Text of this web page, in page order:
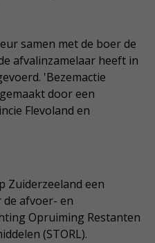
samen met de boer de
afvalinzamelaar heeft in
'Bezemactie
door een
Flevoland en
Zuiderzeeland een
afvoer- en
Opruiming Restanten
(STORL).